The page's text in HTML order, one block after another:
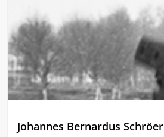
Johannes Bernardus Schröer